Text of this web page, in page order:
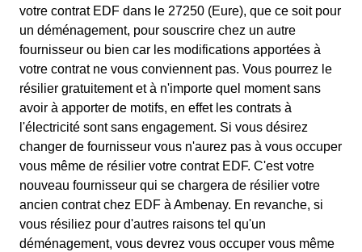
votre contrat EDF dans le 27250 (Eure), que ce soit pour
un déménagement, pour souscrire chez un autre
fournisseur ou bien car les modifications apportées à
votre contrat ne vous conviennent pas. Vous pourrez le
résilier gratuitement et à n'importe quel moment sans
avoir à apporter de motifs, en effet les contrats à
l'électricité sont sans engagement. Si vous désirez
changer de fournisseur vous n'aurez pas à vous occuper
vous même de résilier votre contrat EDF. C'est votre
nouveau fournisseur qui se chargera de résilier votre
ancien contrat chez EDF à Ambenay. En revanche, si
vous résiliez pour d'autres raisons tel qu'un
déménagement, vous devrez vous occuper vous même